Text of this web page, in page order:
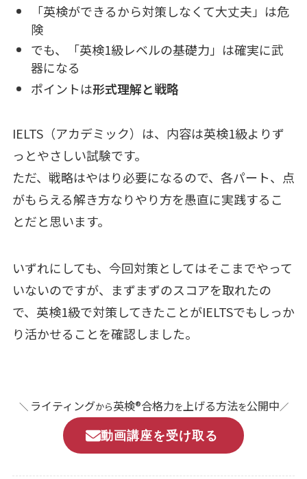
「英検ができるから対策しなくて大丈夫」は危
険
でも、「英検1級レベルの基礎力」は確実に武
器になる
ポイントは形式理解と戦略
IELTS（アカデミック）は、内容は英検1級よりず
っとやさしい試験です。
ただ、戦略はやはり必要になるので、各パート、点
がもらえる解き方なりやり方を愚直に実践するこ
とだと思います。
いずれにしても、今回対策としてはそこまでやって
いないのですが、まずまずのスコアを取れたの
で、英検1級で対策してきたことがIELTSでもしっか
り活かせることを確認しました。
＼ ライティングから英検®合格力を上げる方法を公開中／
動画講座を受け取る